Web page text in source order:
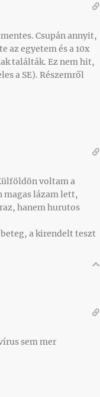
Csupán annyit,
az egyetem és a 10x
találták. Ez nem hit,
a SE). Részemről
voltam a
magas lázam lett,
hanem hurutos
a kirendelt teszt
sem mer